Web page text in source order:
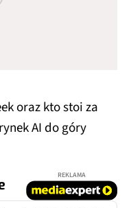
oraz kto stoi za
AI do góry
REKLAMA